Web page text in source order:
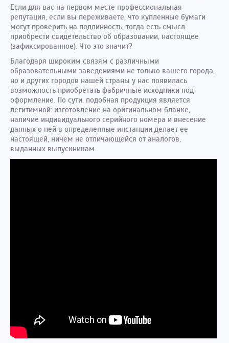
Если для вас на первом месте профессиональная
репутация, если вы переживаете, что купленные бумаги
могут проверить на подлинность, тогда есть смысл
приобрести свидетельство об образовании, настоящее
(зафиксированное). Что это значит?
Благодаря широким связям с различными
образовательными заведениями не только вашего города,
но и других городов нашей страны у нас появилась
возможность приобретать фабричные исходники под
оформление. По сути, подобная продукция является
легитимной: изготовление на оригинальном бланке,
наличие индивидуального серийного номера и внесение
данных о ней в определенные инстанции делает ее
настоящей, ничем не отличающейся от аналогов,
выданных выпускникам.